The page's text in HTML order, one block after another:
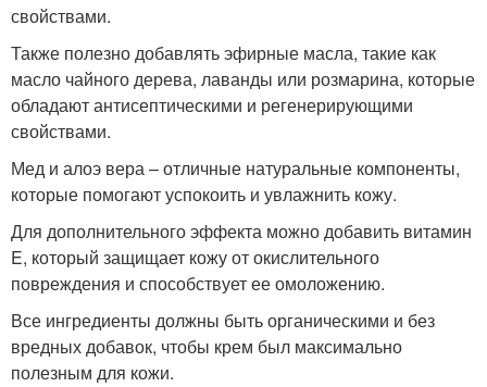
свойствами.
Также полезно добавлять эфирные масла, такие как
масло чайного дерева, лаванды или розмарина, которые
обладают антисептическими и регенерирующими
свойствами.
Мед и алоэ вера – отличные натуральные компоненты,
которые помогают успокоить и увлажнить кожу.
Для дополнительного эффекта можно добавить витамин
E, который защищает кожу от окислительного
повреждения и способствует ее омоложению.
Все ингредиенты должны быть органическими и без
вредных добавок, чтобы крем был максимально
полезным для кожи.